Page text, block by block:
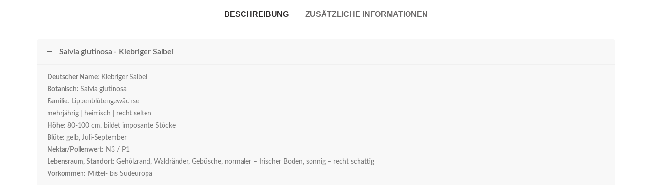
BESCHREIBUNG ZUSÄTZLICHE INFORMATIONEN
Salvia glutinosa - Klebriger Salbei
Deutscher Name: Klebriger Salbei
Botanisch: Salvia glutinosa
Familie: Lippenblütengewächse
mehrjährig | heimisch | recht selten
Höhe: 80-100 cm, bildet imposante Stöcke
Blüte: gelb, Juli-September
Nektar/Pollenwert: N3 / P1
Lebensraum, Standort: Gehölzrand, Waldränder, Gebüsche, normaler – frischer Boden, sonnig – recht schattig
Vorkommen: Mittel- bis Südeuropa